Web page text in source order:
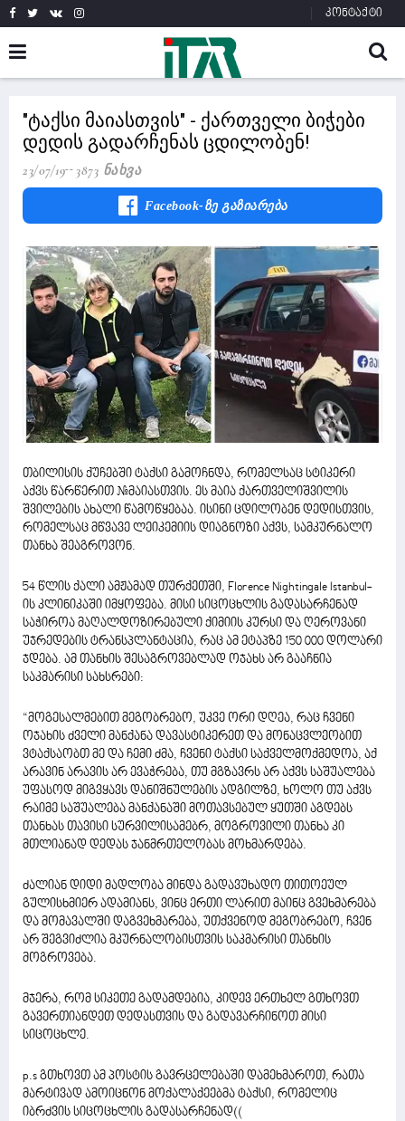
კონტაქტი
"ტაქსი მაიასთვის" - ქართველი ბიჭები
დედის გადარჩენას ცდილობენ!
23/07/19 3873 Ნახვა
Facebook-Ზე Გაზიარება
თბილისის ქუჩებში ტაქსი გამოჩნდა, რომელსაც სტიკერი
აქვს წარწერით #მაიასთვის. ეს მაია ქართველიშვილის
შვილების ახალი წამოწყებაა. ისინი ცდილობენ დედისთვის,
რომელსაც მწვავე ლეიკემიის დიაგნოზი აქვს, სამკურნალო
თანხა შეაგროვონ.
54 წლის ქალი ამჟამად თურქეთში, Florence Nightingale Istanbul-
ის კლინიკაში იმყოფება. მისი სიცოცხლის გადასარჩენად
საჭიროა მაღალდოზირებული ქიმიის კურსი და ღეროვანი
უჯრედების ტრანსპლანტაცია, რაც ამ ეტაპზე 150 000 დოლარი
ჯდება. ამ თანხის შესაგროვებლად ოჯახს არ გააჩნია
საკმარისი სახსრები:
“მოგესალმებით მეგობრებო, უკვე ორი დღეა, რაც ჩვენი
ოჯახის ძველი მანქანა დავასტიკერეთ და მონაცვლეობით
ვტაქსაობთ მე და ჩემი ძმა, ჩვენი ტაქსი საქველმოქმედოა, აქ
არავინ არავის არ ევაჭრება, თუ მგზავრს არ აქვს საშუალება
უფასოდ მიგვყავს დანიშნულების ადგილზე, ხოლო თუ აქვს
რაიმე საშუალება მანქანაში მოთავსებულ ყუთში აგდებს
თანხას თავისი სურვილისამებრ, მოგროვილი თანხა კი
მთლიანად დედას ჯანმრთელობას მოხმარდება.
ძალიან დიდი მადლობა მინდა გადავუხადო თითოეულ
გულისხმიერ ადამიანს, ვინც ერთი ლარით მაინც გვეხმარება
და მომავალში დაგვეხმარება, უთქვენოდ მეგობრებო, ჩვენ
არ შეგვიძლია მკურნალობისთვის საკმარისი თანხის
მოგროვება.
მჯერა, რომ სიკეთე გადამდებია, კიდევ ერთხელ გთხოვთ
გავერთიანდეთ დედასთვის და გადავარჩინოთ მისი
სიცოცხლე.
p.s გთხოვთ ამ პოსტის გავრცელებაში დამეხმაროთ, რათა
მარტივად ამოიცნონ მოქალაქეებმა ტაქსი, რომელიც
იბრძვის სიცოცხლის გადასარჩენად((